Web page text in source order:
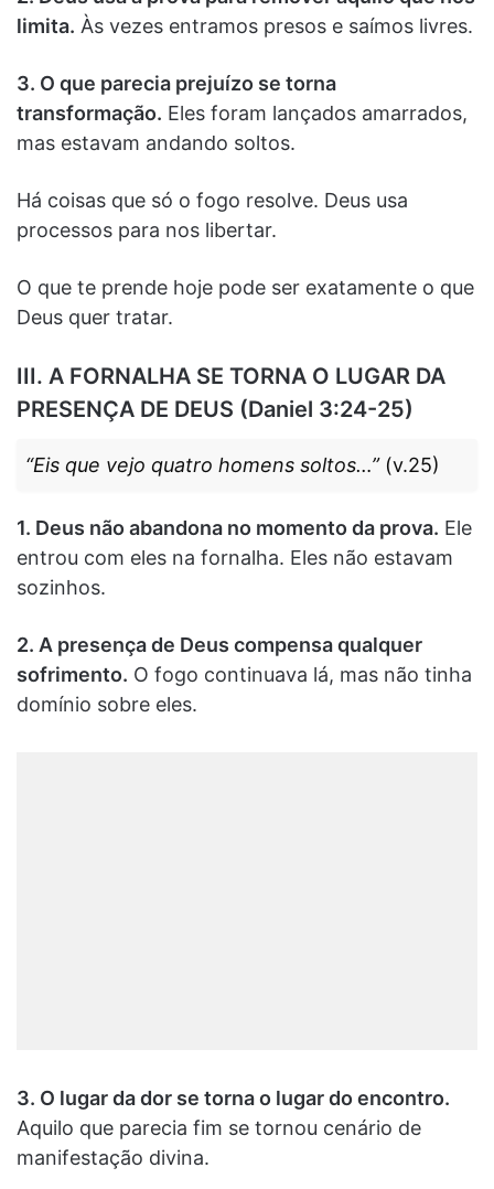
limita. Às vezes entramos presos e saímos livres.
3. O que parecia prejuízo se torna
transformação. Eles foram lançados amarrados,
mas estavam andando soltos.
Há coisas que só o fogo resolve. Deus usa
processos para nos libertar.
O que te prende hoje pode ser exatamente o que
Deus quer tratar.
III. A FORNALHA SE TORNA O LUGAR DA
PRESENÇA DE DEUS (Daniel 3:24-25)
“Eis que vejo quatro homens soltos…”(v.25)
1. Deus não abandona no momento da prova. Ele
entrou com eles na fornalha. Eles não estavam
sozinhos.
2. A presença de Deus compensa qualquer
sofrimento. O fogo continuava lá, mas não tinha
domínio sobre eles.
3. O lugar da dor se torna o lugar do encontro.
Aquilo que parecia fim se tornou cenário de
manifestação divina.